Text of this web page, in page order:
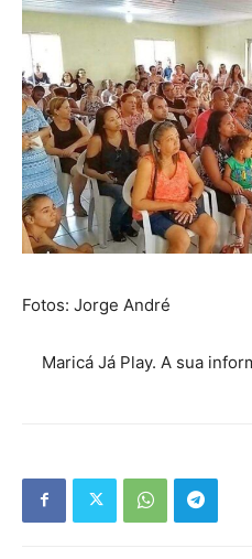
Fotos: Jorge André
Maricá Já Play. A sua